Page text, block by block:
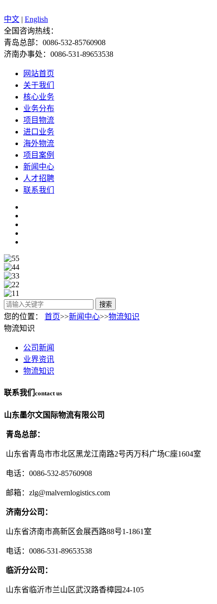
中文 | English
全国咨询热线：
青岛总部：0086-532-85760908
济南办事处：0086-531-89653538
网站首页
关于我们
核心业务
业务分布
项目物流
进口业务
海外物流
项目案例
新闻中心
人才招聘
联系我们
搜索
您的位置： 首页>>新闻中心>>物流知识
物流知识
公司新闻
业界资讯
物流知识
联系我们 contact us
山东墨尔文国际物流有限公司
青岛总部：
山东省青岛市市北区黑龙江南路2号丙万科广场C座1604室
电话：0086-532-85760908
邮箱：zlg@malvernlogistics.com
济南分公司：
山东省济南市高新区会展西路88号1-1861室
电话：0086-531-89653538
临沂分公司：
山东省临沂市兰山区武汉路香樟园24-105